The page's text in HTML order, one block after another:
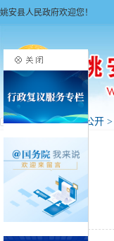
姚安县人民政府欢迎您！
首页>政府信息公开 >